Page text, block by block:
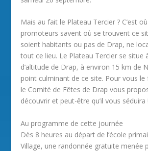
Mais au fait le Plateau Tercier ? C’est
promoteurs savent où se trouvent ce
soient habitants ou pas de Drap, ne
tout ce lieu. Le Plateau Tercier se situe
d’altitude de Drap, à environ 15 km de
point culminant de ce site. Pour vous le
le Comité de Fêtes de Drap vous
découvrir et peut-être qu’il vous séduira !
Au programme de cette journée
Dès 8 heures au départ de l’école
Village, une randonnée gratuite menée